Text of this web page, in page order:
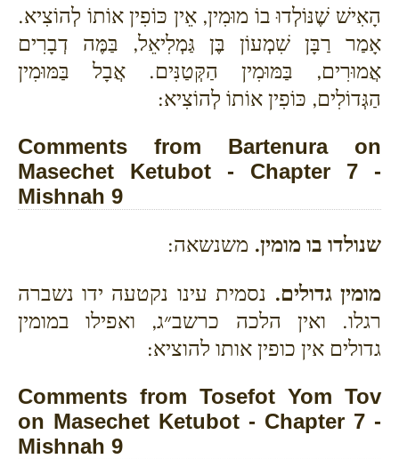
הָאִישׁ שֶׁנּוֹלְדוּ בוֹ מוּמִין, אֵין כּוֹפִין אוֹתוֹ לְהוֹצִיא.
אָמַר רַבָּן שִׁמְעוֹן בֶּן גַּמְלִיאֵל, בַּמֶּה דְבָרִים
אֲמוּרִים, בַּמּוּמִין הַקְּטַנִּים. אֲבָל בַּמּוּמִין
הַגְּדוֹלִים, כּוֹפִין אוֹתוֹ לְהוֹצִיא:
Comments from Bartenura on
Masechet Ketubot - Chapter 7 -
Mishnah 9
שנולדו בו מומין. משנשאה:
מומין גדולים. נסמית עינו נקטעה ידו נשברה
רגלו. ואין הלכה כרשב״ג, ואפילו במומין
גדולים אין כופין אותו להוציא:
Comments from Tosefot Yom Tov
on Masechet Ketubot - Chapter 7 -
Mishnah 9